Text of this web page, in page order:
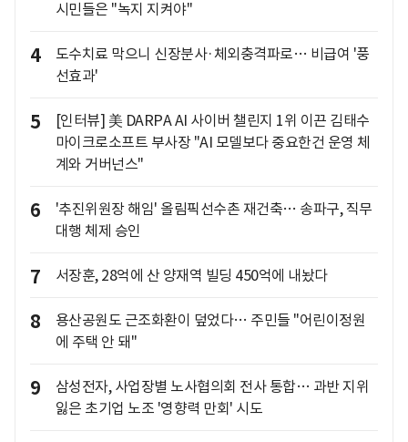
시민들은 "녹지 지켜야"
4
도수치료 막으니 신장분사·체외충격파로… 비급여 '풍
선효과'
5
[인터뷰] 美 DARPA AI 사이버 챌린지 1위 이끈 김태수
마이크로소프트 부사장 "AI 모델보다 중요한건 운영 체
계와 거버넌스"
6
'추진위원장 해임' 올림픽선수촌 재건축… 송파구, 직무
대행 체제 승인
7 서장훈, 28억에 산 양재역 빌딩 450억에 내놨다
8
용산공원도 근조화환이 덮었다… 주민들 "어린이정원
에 주택 안 돼"
9
삼성전자, 사업장별 노사협의회 전사 통합… 과반 지위
잃은 초기업 노조 '영향력 만회' 시도